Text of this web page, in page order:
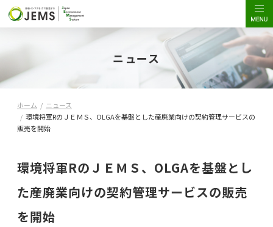
ニュース
ホーム / ニュース
/ 環境将軍RのＪＥＭＳ、OLGAを基盤とした産廃業向けの契約管理サービスの
販売を開始
環境将軍RのＪＥＭＳ、OLGAを基盤とし
た産廃業向けの契約管理サービスの販売
を開始